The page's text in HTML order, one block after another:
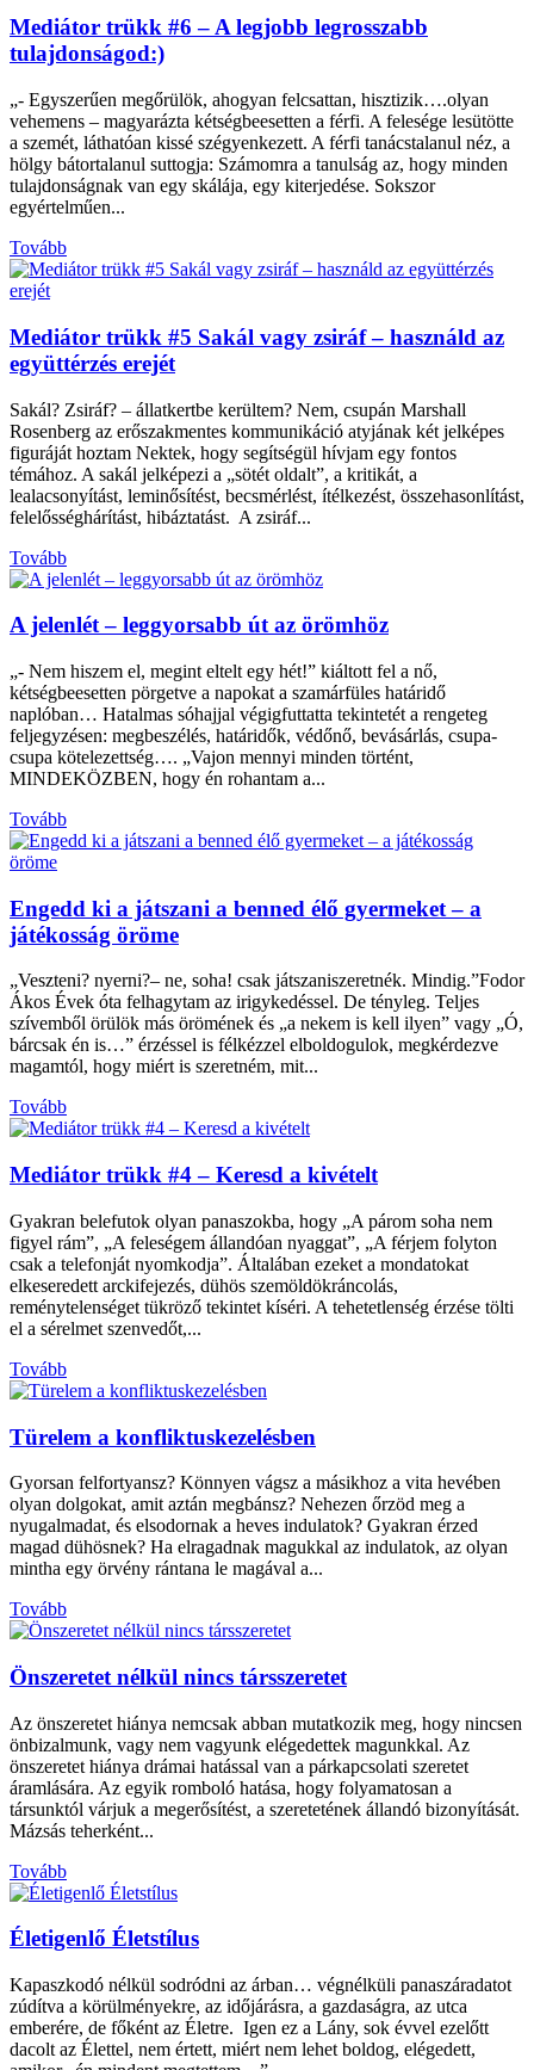
Mediátor trükk #6 – A legjobb legrosszabb
tulajdonságod:)
„- Egyszerűen megőrülök, ahogyan felcsattan, hisztizik….olyan
vehemens – magyarázta kétségbeesetten a férfi. A felesége lesütötte
a szemét, láthatóan kissé szégyenkezett. A férfi tanácstalanul néz, a
hölgy bátortalanul suttogja: Számomra a tanulság az, hogy minden
tulajdonságnak van egy skálája, egy kiterjedése. Sokszor
egyértelműen...
Tovább
Mediátor trükk #5 Sakál vagy zsiráf – használd az
együttérzés erejét
Sakál? Zsiráf? – állatkertbe kerültem? Nem, csupán Marshall
Rosenberg az erőszakmentes kommunikáció atyjának két jelképes
figuráját hoztam Nektek, hogy segítségül hívjam egy fontos
témához. A sakál jelképezi a „sötét oldalt”, a kritikát, a
lealacsonyítást, leminősítést, becsmérlést, ítélkezést, összehasonlítást,
felelősséghárítást, hibáztatást. A zsiráf...
Tovább
A jelenlét – leggyorsabb út az örömhöz
„- Nem hiszem el, megint eltelt egy hét!” kiáltott fel a nő,
kétségbeesetten pörgetve a napokat a szamárfüles határidő
naplóban… Hatalmas sóhajjal végigfuttatta tekintetét a rengeteg
feljegyzésen: megbeszélés, határidők, védőnő, bevásárlás, csupa-
csupa kötelezettség…. „Vajon mennyi minden történt,
MINDEKÖZBEN, hogy én rohantam a...
Tovább
Engedd ki a játszani a benned élő gyermeket – a
játékosság öröme
„Veszteni? nyerni?– ne, soha! csak játszaniszeretnék. Mindig.”Fodor
Ákos Évek óta felhagytam az irigykedéssel. De tényleg. Teljes
szívemből örülök más örömének és „a nekem is kell ilyen” vagy „Ó,
bárcsak én is…” érzéssel is félkézzel elboldogulok, megkérdezve
magamtól, hogy miért is szeretném, mit...
Tovább
Mediátor trükk #4 – Keresd a kivételt
Gyakran belefutok olyan panaszokba, hogy „A párom soha nem
figyel rám”, „A feleségem állandóan nyaggat”, „A férjem folyton
csak a telefonját nyomkodja”. Általában ezeket a mondatokat
elkeseredett arckifejezés, dühös szemöldökráncolás,
reménytelenséget tükröző tekintet kíséri. A tehetetlenség érzése tölti
el a sérelmet szenvedőt,...
Tovább
Türelem a konfliktuskezelésben
Gyorsan felfortyansz? Könnyen vágsz a másikhoz a vita hevében
olyan dolgokat, amit aztán megbánsz? Nehezen őrzöd meg a
nyugalmadat, és elsodornak a heves indulatok? Gyakran érzed
magad dühösnek? Ha elragadnak magukkal az indulatok, az olyan
mintha egy örvény rántana le magával a...
Tovább
Önszeretet nélkül nincs társszeretet
Az önszeretet hiánya nemcsak abban mutatkozik meg, hogy nincsen
önbizalmunk, vagy nem vagyunk elégedettek magunkkal. Az
önszeretet hiánya drámai hatással van a párkapcsolati szeretet
áramlására. Az egyik romboló hatása, hogy folyamatosan a
társunktól várjuk a megerősítést, a szeretetének állandó bizonyítását.
Mázsás teherként...
Tovább
Életigenlő Életstílus
Kapaszkodó nélkül sodródni az árban… végnélküli panaszáradatot
zúdítva a körülményekre, az időjárásra, a gazdaságra, az utca
emberére, de főként az Életre. Igen ez a Lány, sok évvel ezelőtt
dacolt az Élettel, nem értett, miért nem lehet boldog, elégedett,